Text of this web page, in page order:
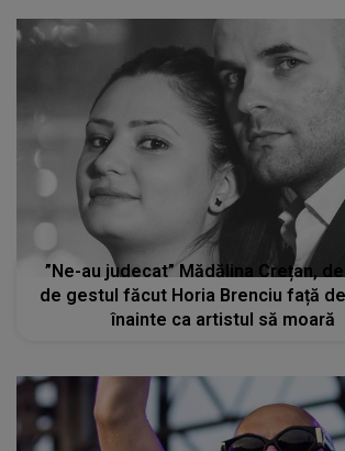
”Ne-au judecat” Mădălina Crețan,
de gestul făcut Horia Brenciu față
înainte ca artistul să moară